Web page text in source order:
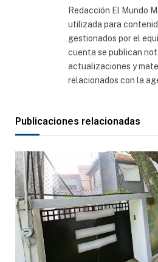
Redacción El Mundo
utilizada para
gestionados por el
cuenta se publican
actualizaciones y
relacionados con la
Publicaciones relacionadas